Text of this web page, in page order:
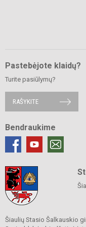
Pastebėjote klaidų?
Turite pasiūlymų?
RAŠYKITE
Bendraukime
Šiaulių Stasio Šalkauskio